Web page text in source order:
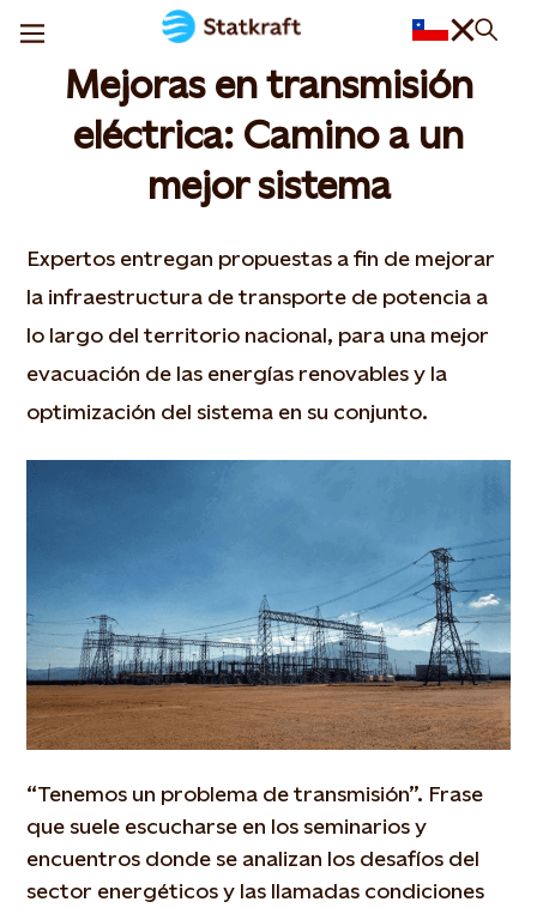
Mejoras en transmisión
eléctrica: Camino a un
mejor sistema
Expertos entregan propuestas a fin de mejorar
la infraestructura de transporte de potencia a
lo largo del territorio nacional, para una mejor
evacuación de las energías renovables y la
optimización del sistema en su conjunto.
“Tenemos un problema de transmisión”. Frase
que suele escucharse en los seminarios y
encuentros donde se analizan los desafíos del
sector energéticos y las llamadas condiciones